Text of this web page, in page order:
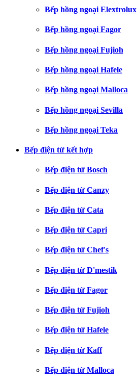
Bếp hồng ngoại Elextrolux
Bếp hồng ngoại Fagor
Bếp hồng ngoại Fujioh
Bếp hồng ngoại Hafele
Bếp hồng ngoại Malloca
Bếp hồng ngoại Sevilla
Bếp hồng ngoại Teka
Bếp điện từ kết hợp
Bếp điện từ Bosch
Bếp điện từ Canzy
Bếp điện từ Cata
Bếp điện từ Capri
Bếp điện từ Chef's
Bếp điện từ D'mestik
Bếp điện từ Fagor
Bếp điện từ Fujioh
Bếp điện từ Hafele
Bếp điện từ Kaff
Bếp điện từ Malloca